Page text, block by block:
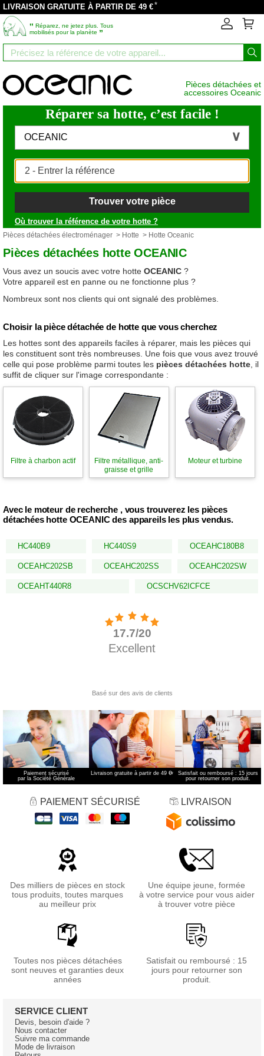
LIVRAISON GRATUITE À PARTIR DE 49 €*
‟ Réparez, ne jetez plus. Tous
mobilisés pour la planète ”
Pièces détachées et
accessoires Oceanic
Réparer sa hotte, c’est facile !
OCEANIC
Trouver votre pièce
Où trouver la référence de votre hotte ?
Pièces détachées électroménager > Hotte > Hotte Oceanic
Pièces détachées hotte OCEANIC
Vous avez un soucis avec votre hotte OCEANIC ?
Votre appareil est en panne ou ne fonctionne plus ?
Nombreux sont nos clients qui ont signalé des problèmes.
Choisir la pièce détachée de hotte que vous cherchez
Les hottes sont des appareils faciles à réparer, mais les pièces qui
les constituent sont très nombreuses. Une fois que vous avez trouvé
celle qui pose problème parmi toutes les pièces détachées hotte , il
suffit de cliquer sur l'image correspondante :
Filtre à charbon actif
Filtre métallique, anti-
graisse et grille
Moteur et turbine
Avec le moteur de recherche , vous trouverez les pièces
détachées hotte OCEANIC des appareils les plus vendus.
HC440B9 HC440S9 OCEAHC180B8
OCEAHC202SB OCEAHC202SS OCEAHC202SW
OCEAHT440R8 OCSCHV62ICFCE
Paiement sécurisé
par la Société Générale
Livraison gratuite à partir de 49 €*
Satisfait ou remboursé : 15 jours
pour retourner son produit.
PAIEMENT SÉCURISÉ LIVRAISON
Des milliers de pièces en stock
tous produits, toutes marques
au meilleur prix
Une équipe jeune, formée
à votre service pour vous aider
à trouver votre pièce
Toutes nos pièces détachées
sont neuves et garanties deux
années
Satisfait ou remboursé : 15
jours pour retourner son
produit.
SERVICE CLIENT
Devis, besoin d'aide ?
Nous contacter
Suivre ma commande
Mode de livraison